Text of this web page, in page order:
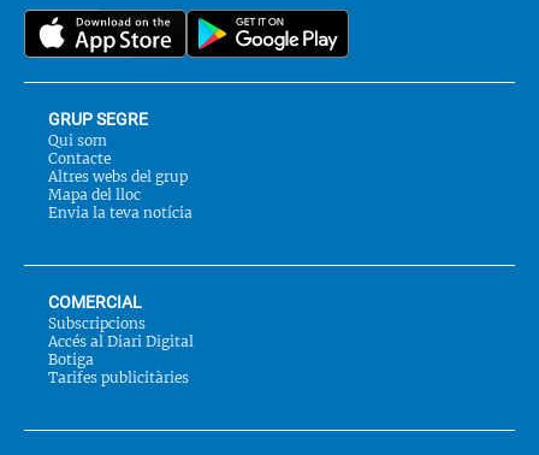
a::
GRUP SEGRE
Qui som
Contacte
Altres webs del grup
Mapa del lloc
Envia la teva notícia
COMERCIAL
Subscripcions
Accés al Diari Digital
Botiga
Tarifes publicitàries